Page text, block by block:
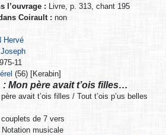
l’ouvrage : Livre, p. 313, chant 195
Coirault : non
Hervé
11
(56) [Kerabin]
: Mon père avait t’ois filles…
père avait t’ois filles / Tout t’ois p’us belles
de 7 vers
Notation musicale